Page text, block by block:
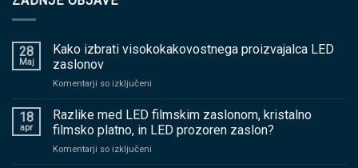
28
Maj
Kako izbrati visokokakovostnega proizvajalca LED
zaslonov
Komentarji so izključeni
izbrati
visokokakovostnega
proizvajalca
18
apr
Razlike med LED filmskim zaslonom, kristalno
filmsko platno, in LED prozoren zaslon?
Komentarji so izključeni